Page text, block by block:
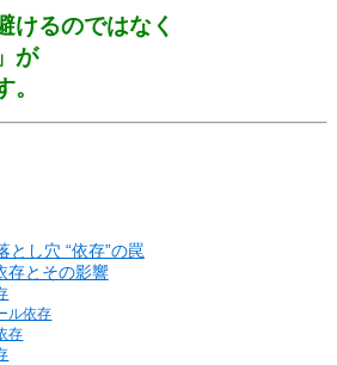
けるのではなく
が
。
とし穴 “依存”の罠
存とその影響
ル依存
存